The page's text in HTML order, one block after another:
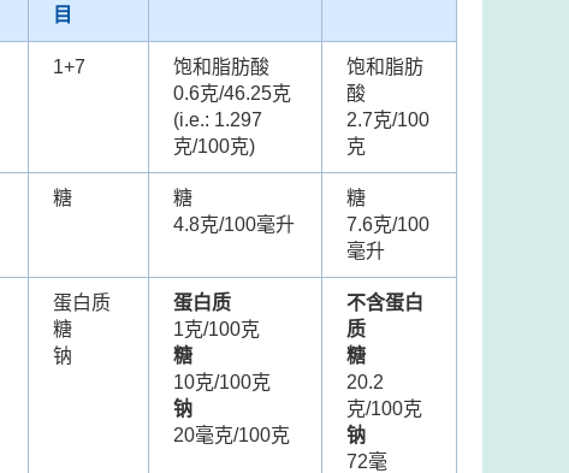
目
1+7
饱和脂肪酸
0.6克/46.25克
(i.e.: 1.297
克/100克)
饱和脂肪
酸
2.7克/100
克
糖
糖
4.8克/100毫升
糖
7.6克/100
毫升
蛋白质
糖
钠
蛋白质
1克/100克
糖
10克/100克
钠
20毫克/100克
不含蛋白
质
糖
20.2
克/100克
钠
72毫